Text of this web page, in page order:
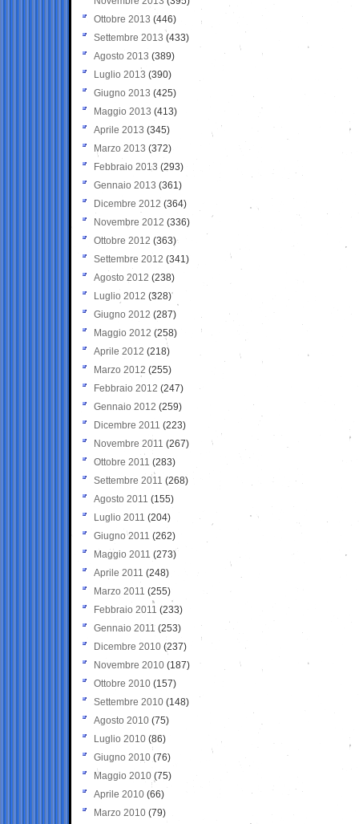
Ottobre 2013 (446)
Settembre 2013 (433)
Agosto 2013 (389)
Luglio 2013 (390)
Giugno 2013 (425)
Maggio 2013 (413)
Aprile 2013 (345)
Marzo 2013 (372)
Febbraio 2013 (293)
Gennaio 2013 (361)
Dicembre 2012 (364)
Novembre 2012 (336)
Ottobre 2012 (363)
Settembre 2012 (341)
Agosto 2012 (238)
Luglio 2012 (328)
Giugno 2012 (287)
Maggio 2012 (258)
Aprile 2012 (218)
Marzo 2012 (255)
Febbraio 2012 (247)
Gennaio 2012 (259)
Dicembre 2011 (223)
Novembre 2011 (267)
Ottobre 2011 (283)
Settembre 2011 (268)
Agosto 2011 (155)
Luglio 2011 (204)
Giugno 2011 (262)
Maggio 2011 (273)
Aprile 2011 (248)
Marzo 2011 (255)
Febbraio 2011 (233)
Gennaio 2011 (253)
Dicembre 2010 (237)
Novembre 2010 (187)
Ottobre 2010 (157)
Settembre 2010 (148)
Agosto 2010 (75)
Luglio 2010 (86)
Giugno 2010 (76)
Maggio 2010 (75)
Aprile 2010 (66)
Marzo 2010 (79)